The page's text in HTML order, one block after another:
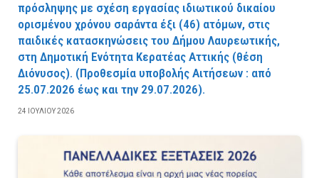
πρόσληψης με σχέση εργασίας ιδιωτικού δικαίου
ορισμένου χρόνου σαράντα έξι (46) ατόμων, στις
παιδικές κατασκηνώσεις του Δήμου Λαυρεωτικής,
στη Δημοτική Ενότητα Κερατέας Αττικής (θέση
Διόνυσος). (Προθεσμία υποβολής Αιτήσεων : από
25.07.2026 έως και την 29.07.2026).
24 ΙΟΥΛΊΟΥ 2026